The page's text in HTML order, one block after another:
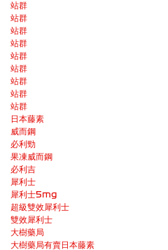
站群
站群
站群
站群
站群
站群
站群
站群
站群
日本藤素
威而鋼
必利勁
果凍威而鋼
必利吉
犀利士
犀利士5mg
超級雙效犀利士
雙效犀利士
大樹藥局
大樹藥局有賣日本藤素